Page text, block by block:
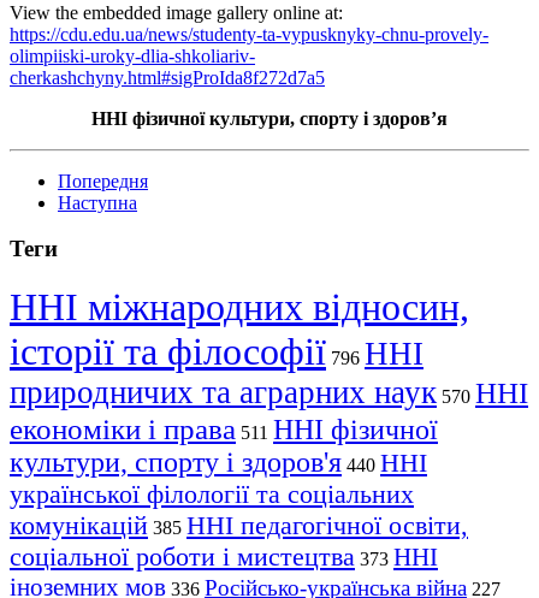
View the embedded image gallery online at:
https://cdu.edu.ua/news/studenty-ta-vypusknyky-chnu-provely-
olimpiiski-uroky-dlia-shkoliariv-
cherkashchyny.html#sigProIda8f272d7a5
ННІ фізичної культури, спорту і здоров’я
Попередня
Наступна
Теги
ННІ міжнародних відносин,
історії та філософії 796 ННІ
природничих та аграрних наук 570 ННІ
економіки і права 511 ННІ фізичної
культури, спорту і здоров'я 440 ННІ
української філології та соціальних
комунікацій 385 ННІ педагогічної освіти,
соціальної роботи і мистецтва 373 ННІ
іноземних мов 336 Російсько-українська війна 227